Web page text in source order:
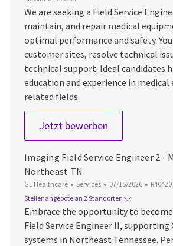
We are seeking a Field Service
maintain, and repair medical
optimal performance and safety.
customer sites, resolve technical
technical support. Ideal candidates
education and experience in
related fields.
Jetzt bewerbenField Service
Imaging Field Service Engineer 2 -
Northeast TN
GE Healthcare Kategorie
Services Datum der
07/15/2026 Job-ID
Stellenangebote an 2 Standorten
Embrace the opportunity to
Field Service Engineer II, supporting
systems in Northeast Tennessee.